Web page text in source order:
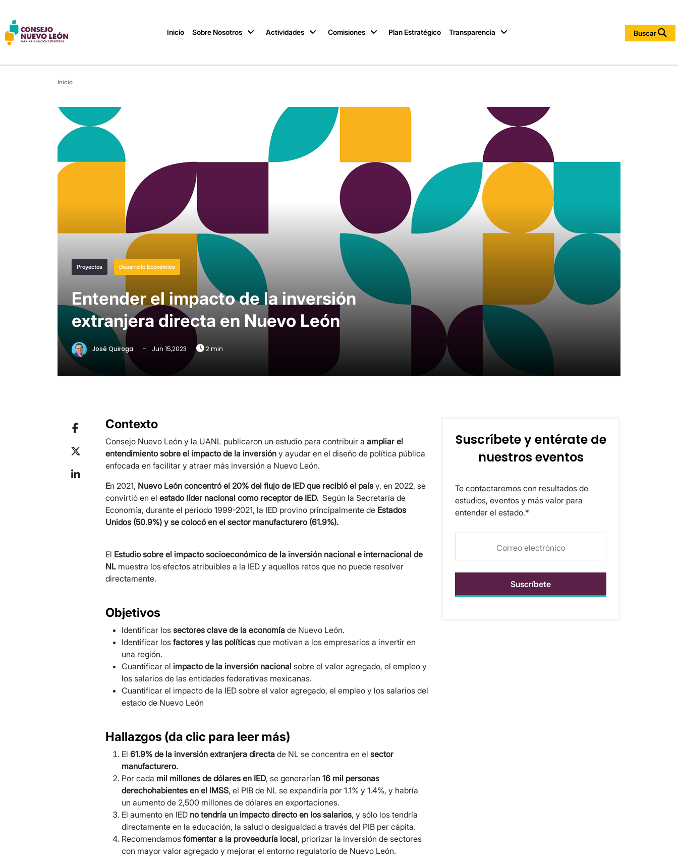
Inicio Sobre Nosotros Actividades Comisiones Plan Estratégico Transparencia Buscar
Inicio
Proyectos Desarrollo Económico
Entender el impacto de la inversión
extranjera directa en Nuevo León
José Quiroga - Jun 15,2023 2 min
Contexto
Consejo Nuevo León y la UANL publicaron un estudio para contribuir a ampliar el
entendimiento sobre el impacto de la inversión y ayudar en el diseño de política pública
enfocada en facilitar y atraer más inversión a Nuevo León.
En 2021, Nuevo León concentró el 20% del flujo de IED que recibió el país y, en 2022, se
convirtió en el estado líder nacional como receptor de IED. Según la Secretaría de
Economía, durante el periodo 1999-2021, la IED provino principalmente de Estados
Unidos (50.9%) y se colocó en el sector manufacturero (61.9%).
El Estudio sobre el impacto socioeconómico de la inversión nacional e internacional de
NL muestra los efectos atribuibles a la IED y aquellos retos que no puede resolver
directamente.
Objetivos
Identificar los sectores clave de la economía de Nuevo León.
Identificar los factores y las políticas que motivan a los empresarios a invertir en
una región.
Cuantificar el impacto de la inversión nacional sobre el valor agregado, el empleo y
los salarios de las entidades federativas mexicanas.
Cuantificar el impacto de la IED sobre el valor agregado, el empleo y los salarios del
estado de Nuevo León
Hallazgos (da clic para leer más)
El 61.9% de la inversión extranjera directa de NL se concentra en el sector
manufacturero.
Por cada mil millones de dólares en IED, se generarían 16 mil personas
derechohabientes en el IMSS, el PIB de NL se expandiría por 1.1% y 1.4%, y habría
un aumento de 2,500 millones de dólares en exportaciones.
El aumento en IED no tendría un impacto directo en los salarios, y sólo los tendría
directamente en la educación, la salud o desigualdad a través del PIB per cápita.
Recomendamos fomentar a la proveeduría local, priorizar la inversión de sectores
con mayor valor agregado y mejorar el entorno regulatorio de Nuevo León.
Suscríbete y entérate de
nuestros eventos
Te contactaremos con resultados de
estudios, eventos y más valor para
entender el estado.*